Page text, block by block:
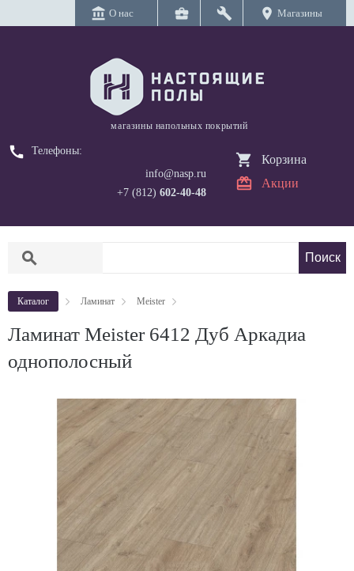
account_balance О нас business_center build location_on Магазины
магазины напольных покрытий
call
Телефоны:
info@nasp.ru
+7 (812) 602-40-48
Корзина
Акции
search
Каталог Ламинат Meister
Ламинат Meister 6412 Дуб Аркадиа
однополосный